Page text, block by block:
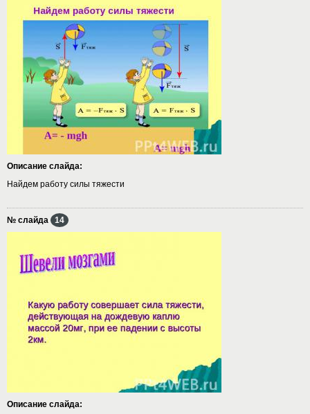
Описание слайда:
Найдем работу силы тяжести
№ слайда 14
Описание слайда: